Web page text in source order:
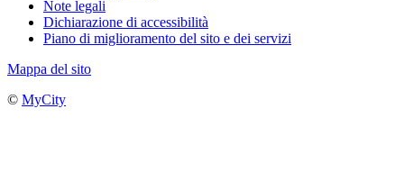
Note legali
Dichiarazione di accessibilità
Piano di miglioramento del sito e dei servizi
Mappa del sito
© MyCity